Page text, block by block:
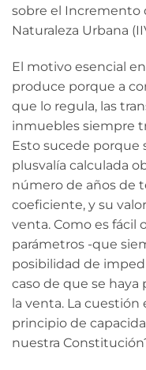
sobre el Incremento
Naturaleza Urbana
El motivo esencial
produce porque a
que lo regula, las
inmuebles siempre
Esto sucede porque
plusvalía calculada
número de años de
coeficiente, y su
venta. Como es fácil
parámetros -que
posibilidad de
caso de que se
la venta. La cuestión
principio de
nuestra